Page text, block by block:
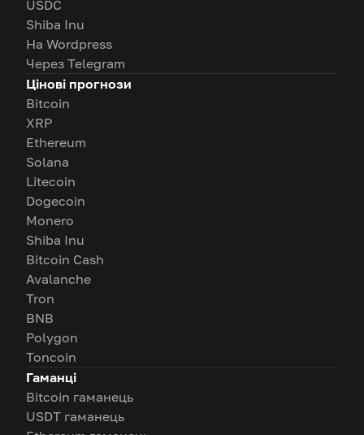
USDC
Shiba Inu
На Wordpress
Через Telegram
Цінові прогнози
Bitcoin
XRP
Ethereum
Solana
Litecoin
Dogecoin
Monero
Shiba Inu
Bitcoin Cash
Avalanche
Tron
BNB
Polygon
Toncoin
Гаманці
Bitcoin гаманець
USDT гаманець